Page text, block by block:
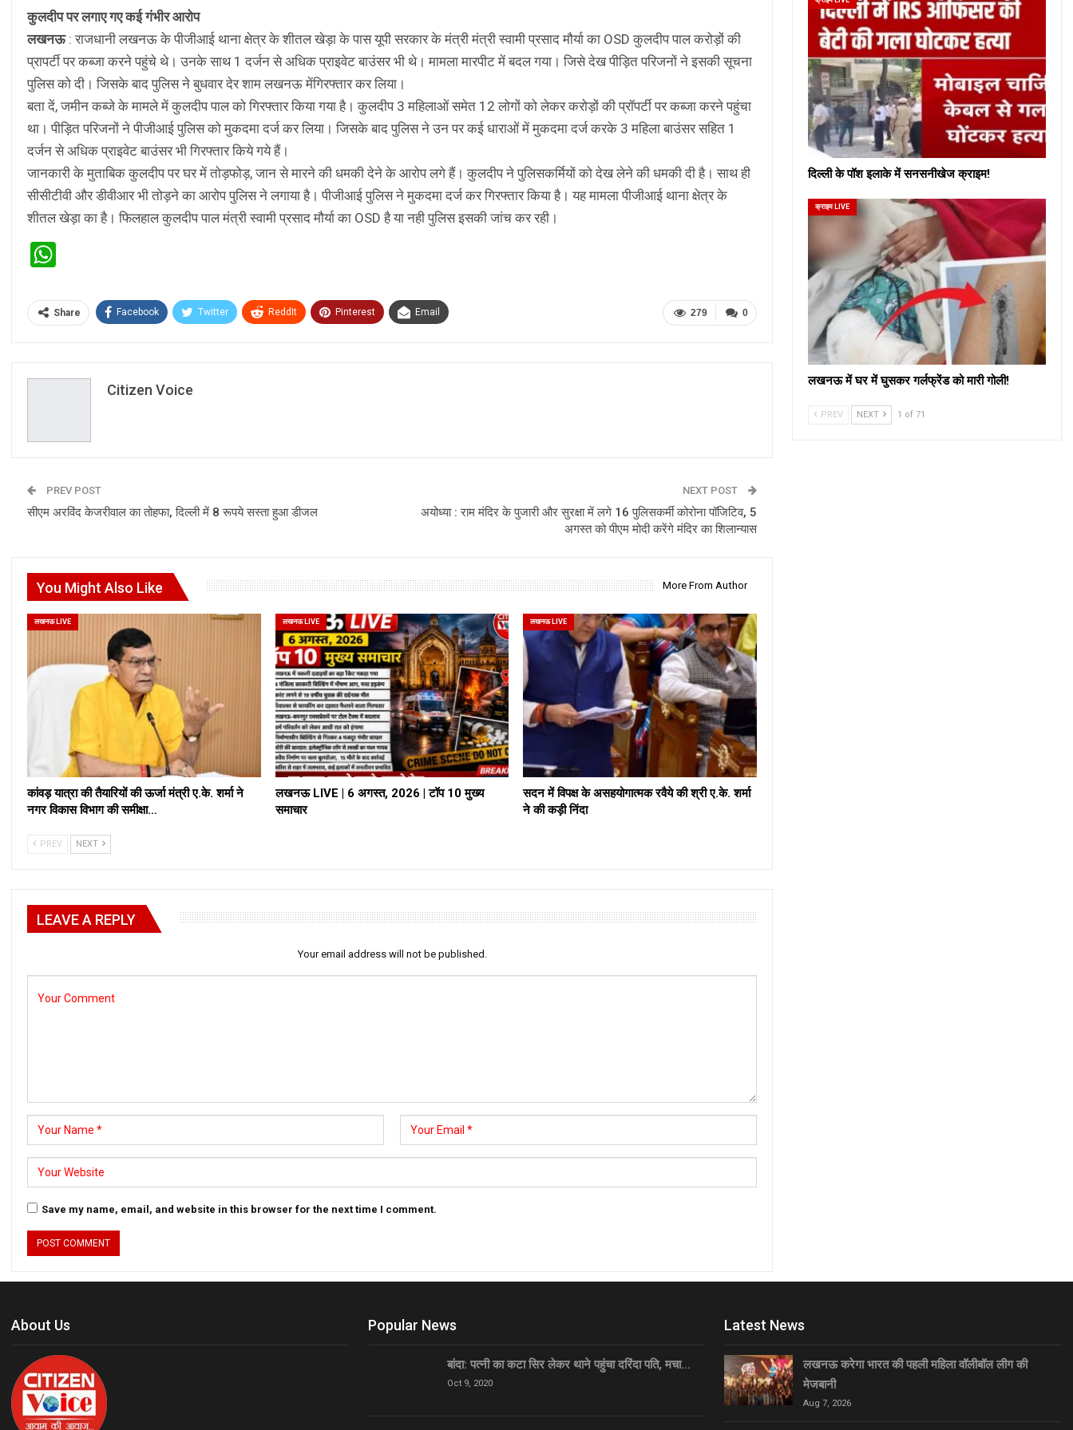
कुलदीप पर लगाए गए कई गंभीर आरोप
लखनऊ: राजधानी लखनऊ के पीजीआई थाना क्षेत्र के शीतल खेड़ा के पास यूपी सरकार के मंत्री मंत्री स्वामी प्रसाद मौर्या का OSD कुलदीप पाल करोड़ों की
प्रापर्टी पर कब्‍जा करने पहुंचे थे। उनके साथ 1 दर्जन से अधिक प्राइवेट बाउंसर भी थे। मामला मारपीट में बदल गया। जिसे देख पीड़ित परिजनों ने इसकी सूचना
पुलिस को दी। जिसके बाद पुलिस ने बुधवार देर शाम लखनऊ मेंगिरफ्तार कर लिया।
बता दें, जमीन कब्जे के मामले में कुलदीप पाल को गिरफ्तार किया गया है। कुलदीप 3 महिलाओं समेत 12 लोगों को लेकर करोड़ों की प्रॉपर्टी पर कब्जा करने पहुंचा
था। पीड़ित परिजनों ने पीजीआई पुलिस को मुकदमा दर्ज कर लिया। जिसके बाद पुलिस ने उन पर कई धाराओं में मुकदमा दर्ज करके 3 महिला बाउंसर सहित 1
दर्जन से अधिक प्राइवेट बाउंसर भी गिरफ्तार किये गये हैं।
जानकारी के मुताबिक कुलदीप पर घर में तोड़फोड़, जान से मारने की धमकी देने के आरोप लगे हैं। कुलदीप ने पुलिसकर्मियों को देख लेने की धमकी दी है। साथ ही
सीसीटीवी और डीवीआर भी तोड़ने का आरोप पुलिस ने लगाया है। पीजीआई पुलिस ने मुकदमा दर्ज कर गिरफ्तार किया है। यह मामला पीजीआई थाना क्षेत्र के
शीतल खेड़ा का है। फिलहाल कुलदीप पाल मंत्री स्वामी प्रसाद मौर्या का OSD है या नही पुलिस इसकी जांच कर रही।
0
279
Share Facebook Twitter ReddIt Pinterest Email
Citizen Voice
PREV POST
सीएम अरविंद केजरीवाल का तोहफा, दिल्ली में 8 रूपये सस्ता हुआ डीजल
NEXT POST
अयोध्या : राम मंदिर के पुजारी और सुरक्षा में लगे 16 पुलिसकर्मी कोरोना पॉजिटिव, 5
अगस्त को पीएम मोदी करेंगे मंदिर का शिलान्यास
You Might Also Like More From Author
लखनऊ LIVE
कांवड़ यात्रा की तैयारियों की ऊर्जा मंत्री ए.के. शर्मा ने
नगर विकास विभाग की समीक्षा…
लखनऊ LIVE
लखनऊ LIVE | 6 अगस्त, 2026 | टॉप 10 मुख्य
समाचार
लखनऊ LIVE
सदन में विपक्ष के असहयोगात्मक रवैये की श्री ए.के. शर्मा
ने की कड़ी निंदा
PREV NEXT
LEAVE A REPLY
Your email address will not be published.
Save my name, email, and website in this browser for the next time I comment.
दिल्ली के पॉश इलाके में सनसनीखेज क्राइम!
क्राइम LIVE
लखनऊ में घर में घुसकर गर्लफ्रेंड को मारी गोली!
PREV NEXT 1 of 71
About Us Popular News
बांदा: पत्नी का कटा सिर लेकर थाने पहुंचा दरिंदा पति, मचा…
Oct 9, 2020
Latest News
लखनऊ करेगा भारत की पहली महिला वॉलीबॉल लीग की
मेजबानी
Aug 7, 2026